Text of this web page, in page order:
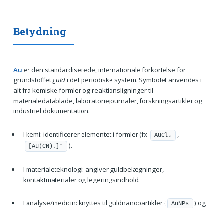
Betydning
Au er den standardiserede, internationale forkortelse for
grundstoffetguldi det periodiske system. Symbolet anvendes i
alt fra kemiske formler og reaktionsligninger til
materialedatablade, laboratoriejournaler, forskningsartikler og
industriel dokumentation.
I kemi: identificerer elementet i formler (fx AuCl₃ ,
[Au(CN)₂]⁻ ).
I materialeteknologi: angiver guldbelægninger,
kontaktmaterialer og legeringsindhold.
I analyse/medicin: knyttes til guldnanopartikler ( AuNPs
) og